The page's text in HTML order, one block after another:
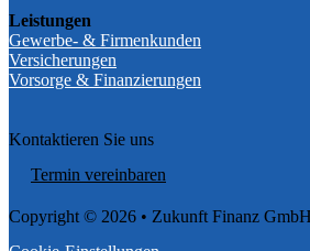
Leistungen
Gewerbe- & Firmenkunden
Versicherungen
Vorsorge & Finanzierungen
Kontaktieren Sie uns
Termin vereinbaren
Copyright © 2026 • Zukunft Finanz